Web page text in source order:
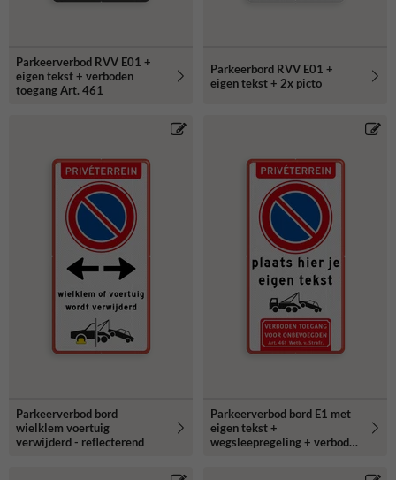
Parkeerverbod RVV E01 +
eigen tekst + verboden
toegang Art. 461
Parkeerbord RVV E01 +
eigen tekst + 2x picto
Parkeerverbod bord
wielklem voertuig
verwijderd - reflecterend
Parkeerverbod bord E1 met
eigen tekst +
wegsleepregeling + verboden